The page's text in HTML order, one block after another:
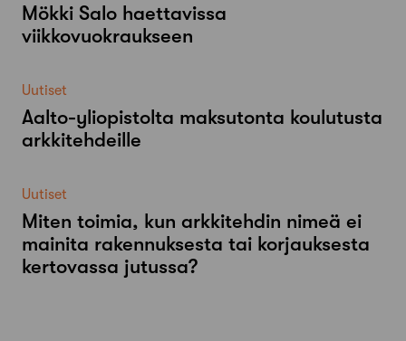
Mökki Salo haettavissa
viikkovuokraukseen
Uutiset
Aalto-​yliopistolta maksutonta koulutusta
arkkitehdeille
Uutiset
Miten toimia, kun arkkitehdin nimeä ei
mainita rakennuksesta tai korjauksesta
kertovassa jutussa?